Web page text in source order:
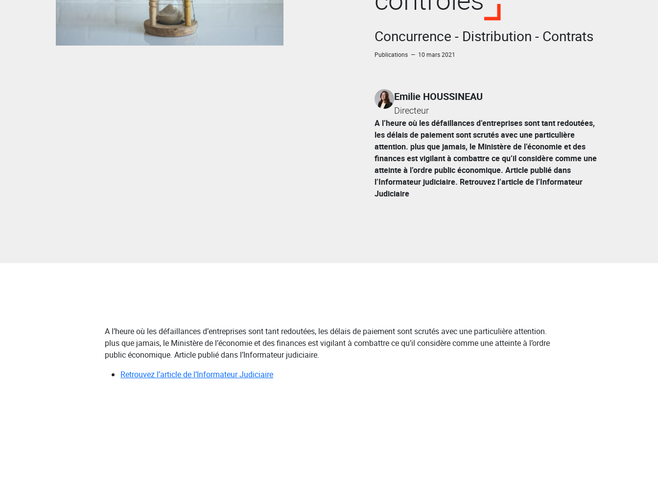
Concurrence - Distribution - Contrats
Publications — 10 mars 2021
Emilie HOUSSINEAU
Directeur
A l’heure où les défaillances d’entreprises sont tant redoutées,
les délais de paiement sont scrutés avec une particulière
attention. plus que jamais, le Ministère de l’économie et des
finances est vigilant à combattre ce qu’il considère comme une
atteinte à l’ordre public économique. Article publié dans
l’Informateur judiciaire. Retrouvez l’article de l’Informateur
Judiciaire
A l’heure où les défaillances d’entreprises sont tant redoutées, les délais de paiement sont scrutés avec une particulière attention.
plus que jamais, le Ministère de l’économie et des finances est vigilant à combattre ce qu’il considère comme une atteinte à l’ordre
public économique. Article publié dans l’Informateur judiciaire.
Retrouvez l’article de l’Informateur Judiciaire